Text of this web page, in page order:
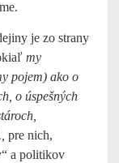
je zo strany
my
pojem) ako o
o úspešných
pre nich,
a politikov